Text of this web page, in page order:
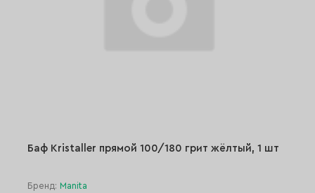
Баф Kristaller прямой 100/180 грит жёлтый, 1 шт
Бренд: Manita